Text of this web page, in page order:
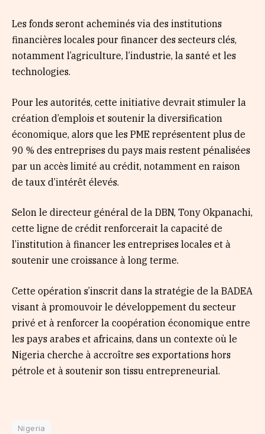
Les fonds seront acheminés via des institutions
financières locales pour financer des secteurs clés,
notamment l’agriculture, l’industrie, la santé et les
technologies.
Pour les autorités, cette initiative devrait stimuler la
création d’emplois et soutenir la diversification
économique, alors que les PME représentent plus de
90 % des entreprises du pays mais restent pénalisées
par un accès limité au crédit, notamment en raison
de taux d’intérêt élevés.
Selon le directeur général de la DBN, Tony Okpanachi,
cette ligne de crédit renforcerait la capacité de
l’institution à financer les entreprises locales et à
soutenir une croissance à long terme.
Cette opération s’inscrit dans la stratégie de la BADEA
visant à promouvoir le développement du secteur
privé et à renforcer la coopération économique entre
les pays arabes et africains, dans un contexte où le
Nigeria cherche à accroître ses exportations hors
pétrole et à soutenir son tissu entrepreneurial.
Nigeria